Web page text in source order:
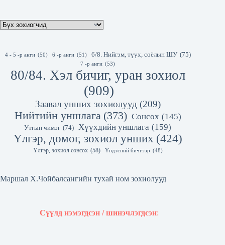
4 - 5 -р анги (50) 6 -р анги (51) 6/8. Нийгэм, түүх, соёлын ШУ (75)
7 -р анги (53)
80/84. Хэл бичиг, уран зохиол
(909)
Заавал унших зохиолууд (209)
Нийтийн уншлага (373) Сонсох (145)
Утгын чимэг (74) Хүүхдийн уншлага (159)
Үлгэр, домог, зохиол унших (424)
Үлгэр, зохиол сонсох (58) Үндэсний бичгээр (48)
Маршал Х.Чойбалсангийн тухай ном зохиолууд
Сүүлд нэмэгдсэн / шинэчлэгдсэн: